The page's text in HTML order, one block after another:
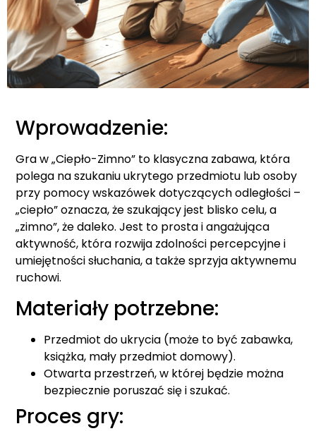
Wprowadzenie:
Gra w „Ciepło-Zimno” to klasyczna zabawa, która
polega na szukaniu ukrytego przedmiotu lub osoby
przy pomocy wskazówek dotyczących odległości –
„ciepło” oznacza, że szukający jest blisko celu, a
„zimno”, że daleko. Jest to prosta i angażująca
aktywność, która rozwija zdolności percepcyjne i
umiejętności słuchania, a także sprzyja aktywnemu
ruchowi.
Materiały potrzebne:
Przedmiot do ukrycia (może to być zabawka,
książka, mały przedmiot domowy).
Otwarta przestrzeń, w której będzie można
bezpiecznie poruszać się i szukać.
Proces gry: